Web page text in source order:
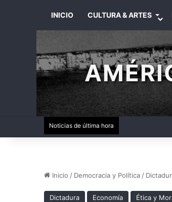
INICIO CULTURA & ARTES
Noticias de última hora
Inicio / Democracia y Política /
Dictadura Economía Ética y